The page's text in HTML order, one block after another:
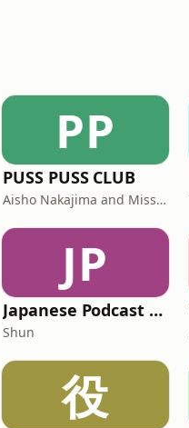
PP
PUSS PUSS CLUB
Aisho Nakajima and Miss Fuuji
JP
Japanese Podcast with Shun | 守備力ゼロです
Shun
役